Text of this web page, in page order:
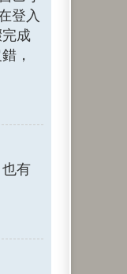
登入
成
，
有